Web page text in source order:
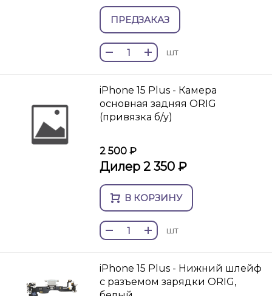
ПРЕДЗАКАЗ
шт
iPhone 15 Plus - Камера
основная задняя ORIG
(привязка б/у)
2 500 ₽
Дилер 2 350 ₽
В КОРЗИНУ
шт
iPhone 15 Plus - Нижний шлейф
с разъемом зарядки ORIG,